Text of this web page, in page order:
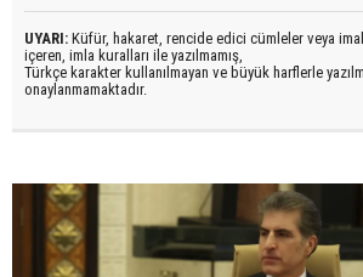
UYARI: Küfür, hakaret, rencide edici cümleler veya
içeren, imla kuralları ile yazılmamış,
Türkçe karakter kullanılmayan ve büyük harflerle
onaylanmamaktadır.